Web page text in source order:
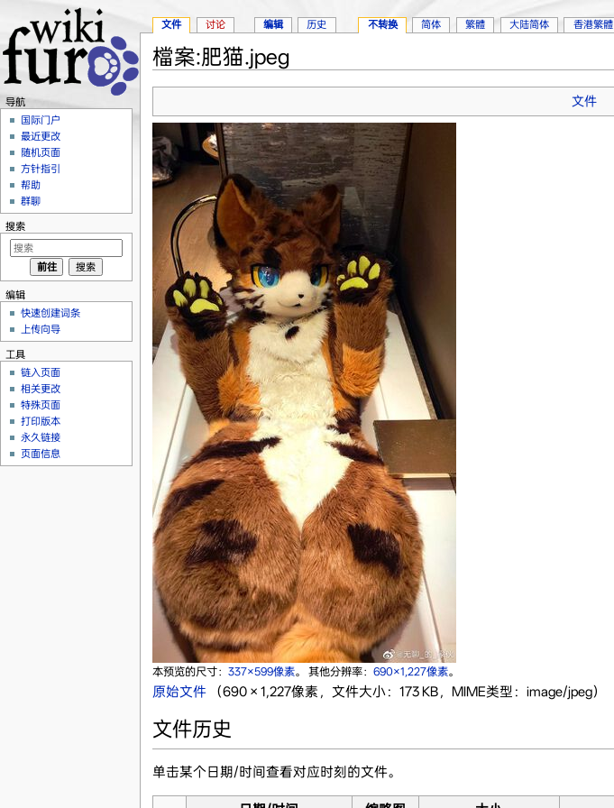
檔案:肥猫.jpeg
文件
本预览的尺寸： 337×599像素。 其他分辨率： 690×1,227像素。
原始文件‎ （690 × 1,227像素，文件大小：173 KB，MIME类型：image/jpeg）
文件历史
单击某个日期/时间查看对应时刻的文件。
文件 讨论 编辑 历史 不转换 简体 繁體 大陆简体 香港繁體
导航
国际门户
最近更改
随机页面
方针指引
帮助
群聊
搜索
编辑
快速创建词条
上传向导
工具
链入页面
相关更改
特殊页面
打印版本
永久链接
页面信息